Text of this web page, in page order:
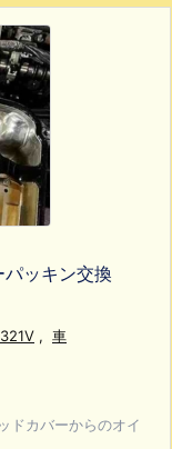
ッキン交換
, 車
ドカバーからのオイ